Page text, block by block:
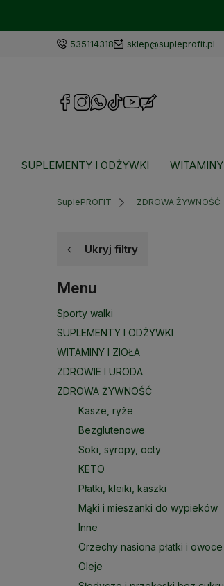
535114318 sklep@supleprofit.pl
SUPLEMENTY I ODŻYWKI
SuplePROFIT ZDROWA ŻYWNOŚĆ
Ukryj filtry
Menu
Sporty walki
SUPLEMENTY I ODŻYWKI
WITAMINY I ZIOŁA
ZDROWIE I URODA
ZDROWA ŻYWNOŚĆ
Kasze, ryże
Bezglutenowe
Soki, syropy, octy
KETO
Płatki, kleiki, kaszki
Mąki i mieszanki do wypieków
Inne
Orzechy nasiona płatki i owoce
Oleje